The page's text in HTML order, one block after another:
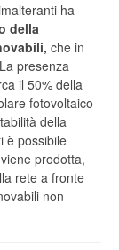
ha
della
che in
presenza
il 50% della
fotovoltaico
della
è possibile
prodotta,
rete a fronte
non